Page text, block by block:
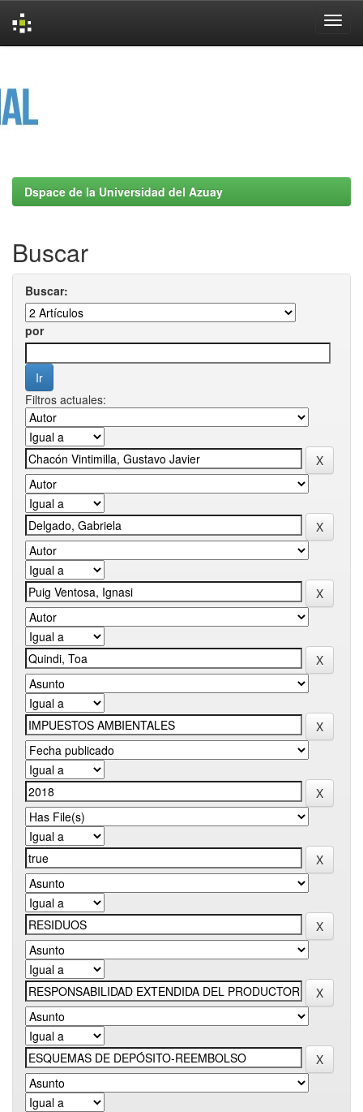
Dspace de la Universidad del Azuay
Buscar
Buscar:
por
Filtros actuales: